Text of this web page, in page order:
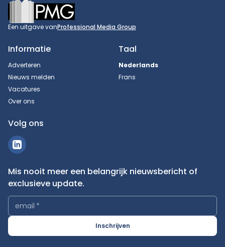
Footer
Een uitgave vanProfessional Media Group
Informatie
Adverteren
Nieuws melden
Vacatures
Over ons
Taal
Nederlands
Frans
Volg ons
Mis nooit meer een belangrijk nieuwsbericht of
exclusieve update.
email *
Inschrijven